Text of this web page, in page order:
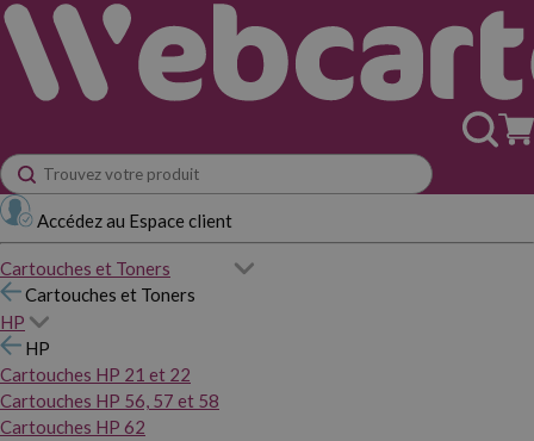
Accédez au Espace client
Cartouches et Toners
Cartouches et Toners
HP
HP
Cartouches HP 21 et 22
Cartouches HP 56, 57 et 58
Cartouches HP 62